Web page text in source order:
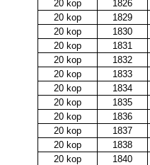
20 kop
1826
20 kop
1829
20 kop
1830
20 kop
1831
20 kop
1832
20 kop
1833
20 kop
1834
20 kop
1835
20 kop
1836
20 kop
1837
20 kop
1838
20 kop
1840